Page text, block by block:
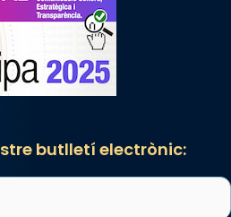
butlletí electrònic: